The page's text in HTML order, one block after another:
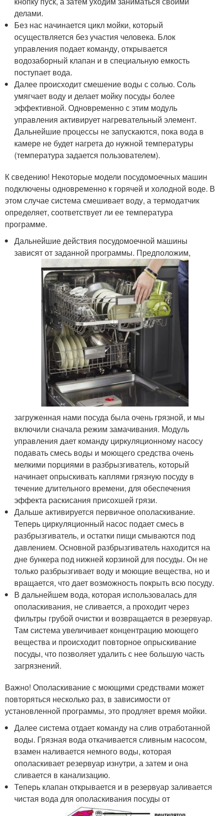
делами.
Без нас начинается цикл мойки, который
осуществляется без участия человека. Блок
управления подает команду, открывается
водозаборный клапан и в специальную емкость
поступает вода.
Далее происходит смешение воды с солью. Соль
умягчает воду и делает мойку посуды более
эффективной. Одновременно с этим модуль
управления активирует нагревательный элемент.
Дальнейшие процессы не запускаются, пока вода в
камере не будет нагрета до нужной температуры
(температура задается пользователем).
К сведению! Некоторые модели посудомоечных машин
подключены одновременно к горячей и холодной воде. В
этом случае система смешивает воду, а термодатчик
определяет, соответствует ли ее температура
программе.
Дальнейшие действия посудомоечной машины
зависят от заданной программы. Предположим,
загруженная нами посуда была очень грязной, и мы
включили сначала режим замачивания. Модуль
управления дает команду циркуляционному насосу
подавать смесь воды и моющего средства очень
мелкими порциями в разбрызгиватель, который
начинает опрыскивать каплями грязную посуду в
течение длительного времени, для обеспечения
эффекта раскисания присохшей грязи.
Дальше активируется первичное ополаскивание.
Теперь циркуляционный насос подает смесь в
разбрызгиватель, и остатки пищи смываются под
давлением. Основной разбрызгиватель находится на
дне бункера под нижней корзиной для посуды. Он не
только разбрызгивает воду и моющие вещества, но и
вращается, что дает возможность покрыть всю посуду.
В дальнейшем вода, которая использовалась для
ополаскивания, не сливается, а проходит через
фильтры грубой очистки и возвращается в резервуар.
Там система увеличивает концентрацию моющего
вещества и происходит повторное опрыскивание
посуды, что позволяет удалить с нее большую часть
загрязнений.
Важно! Ополаскивание с моющими средствами может
повторяться несколько раз, в зависимости от
установленной программы, это продляет время мойки.
Далее система отдает команду на слив отработанной
воды. Грязная вода откачивается сливным насосом,
взамен наливается немного воды, которая
ополаскивает резервуар изнутри, а затем и она
сливается в канализацию.
Теперь клапан открывается и в резервуар заливается
чистая вода для ополаскивания посуды от